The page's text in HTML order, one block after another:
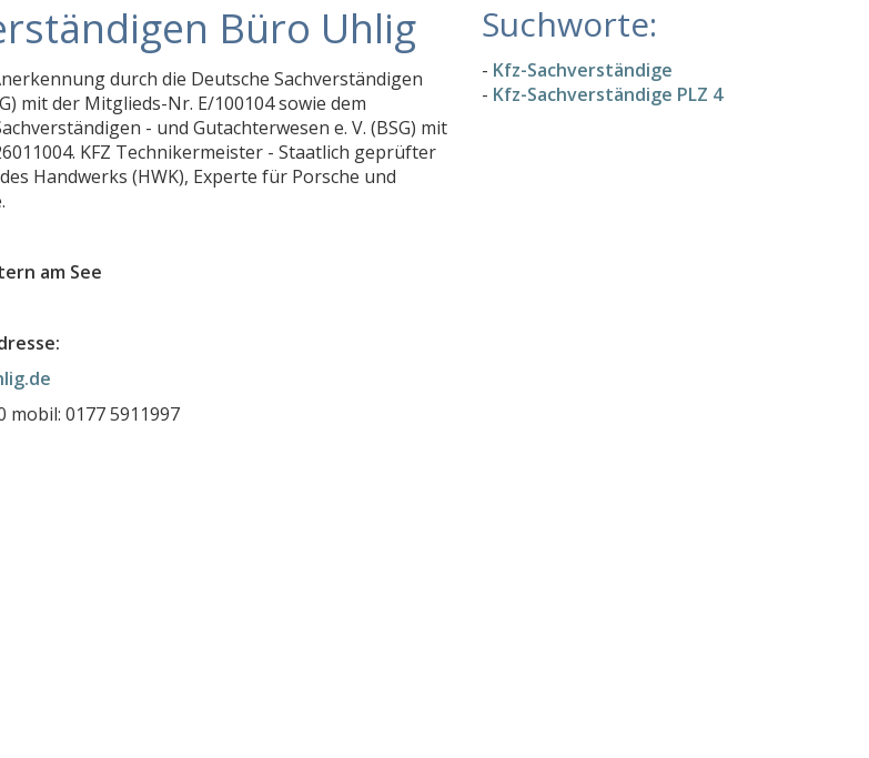
Büro Uhlig
durch die Deutsche Sachverständigen
mit der Mitglieds-Nr. E/100104 sowie dem
- und Gutachterwesen e. V. (BSG) mit
KFZ Technikermeister - Staatlich geprüfter
Handwerks (HWK), Experte für Porsche und
am See
mobil: 0177 5911997
Suchworte:
- Kfz-Sachverständige
- Kfz-Sachverständige PLZ 4